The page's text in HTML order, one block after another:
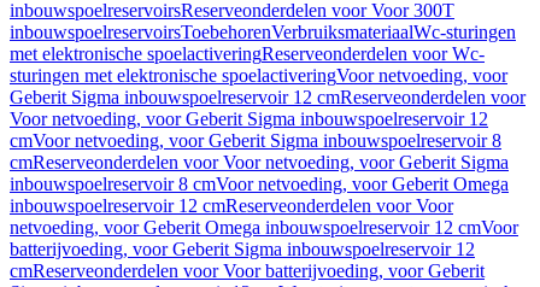
inbouwspoelreservoirsReserveonderdelen voor Voor 300T
inbouwspoelreservoirsToebehorenVerbruiksmateriaalWc-sturingen
met elektronische spoelactiveringReserveonderdelen voor Wc-
sturingen met elektronische spoelactiveringVoor netvoeding, voor
Geberit Sigma inbouwspoelreservoir 12 cmReserveonderdelen voor
Voor netvoeding, voor Geberit Sigma inbouwspoelreservoir 12
cmVoor netvoeding, voor Geberit Sigma inbouwspoelreservoir 8
cmReserveonderdelen voor Voor netvoeding, voor Geberit Sigma
inbouwspoelreservoir 8 cmVoor netvoeding, voor Geberit Omega
inbouwspoelreservoir 12 cmReserveonderdelen voor Voor
netvoeding, voor Geberit Omega inbouwspoelreservoir 12 cmVoor
batterijvoeding, voor Geberit Sigma inbouwspoelreservoir 12
cmReserveonderdelen voor Voor batterijvoeding, voor Geberit